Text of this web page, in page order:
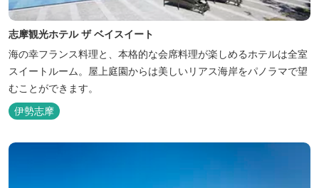
志摩観光ホテル ザ ベイスイート
海の幸フランス料理と、本格的な会席料理が楽しめるホテルは全室
スイートルーム。屋上庭園からは美しいリアス海岸をパノラマで望
むことができます。
伊勢志摩